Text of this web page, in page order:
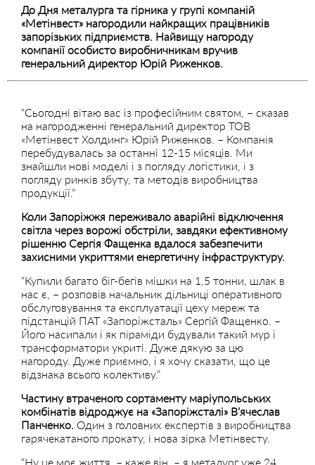
До Дня металурга та гірника у групі компаній
«Метінвест» нагородили найкращих працівників
запорізьких підприємств. Найвищу нагороду
компанії особисто виробничникам вручив
генеральний директор Юрій Риженков.
“Сьогодні вітаю вас із професійним святом, – сказав
на нагородженні генеральний директор ТОВ
«Метінвест Холдинг» Юрій Риженков. – Компанія
перебудувалась за останні 12-15 місяців. Ми
знайшли нові моделі і з погляду логістики, і з
погляду ринків збуту, та методів виробництва
продукції.”
Коли Запоріжжя переживало аварійні відключення
світла через ворожі обстріли, завдяки ефективному
рішенню Сергія Фащенка вдалося забезпечити
захисними укриттями енергетичну інфраструктуру.
“Купили багато біг-бегів мішки на 1,5 тонни, шлак в
нас є, – розповів начальник дільниці оперативного
обслуговування та експлуатації цеху мереж та
підстанцій ПАТ «Запоріжсталь» Сергій Фащенко. –
Його насипали і як піраміди будували такий мур і
трансформатори укриті. Дуже дякую за цю
нагороду. Дуже приємно, і я хочу сказати, що це
відзнака всього колективу.”
Частину втраченого сортаменту маріупольських
комбінатів відроджує на «Запоріжсталі» В’ячеслав
Панченко. Один з головних експертів з виробництва
гарячекатаного прокату, і нова зірка Метінвесту.
“Ну це моє життя, – каже він, – я металург уже 24